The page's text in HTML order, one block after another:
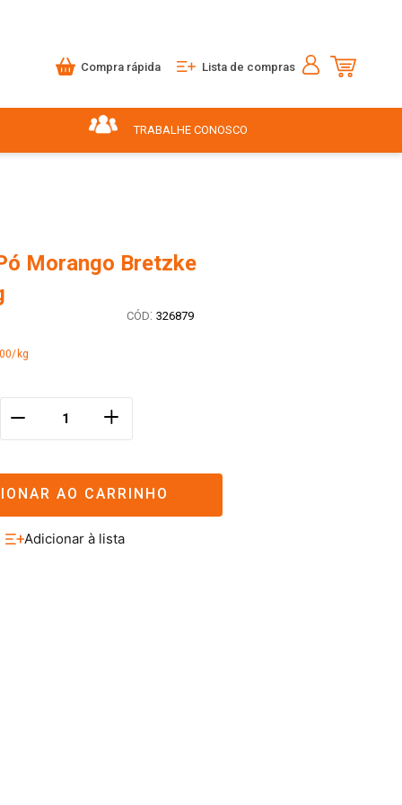
Compra rápida Lista de compras
TRABALHE CONOSCO
Morango Bretzke
: 326879
kg
＋
AO CARRINHO